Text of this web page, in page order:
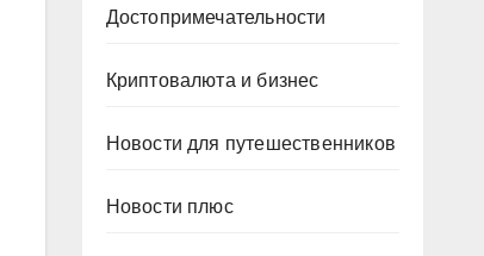
Достопримечательности
Криптовалюта и бизнес
Новости для путешественников
Новости плюс